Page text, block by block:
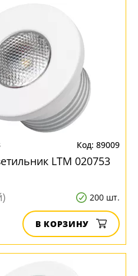
89009
LTM 020753
200 шт.
В КОРЗИНУ